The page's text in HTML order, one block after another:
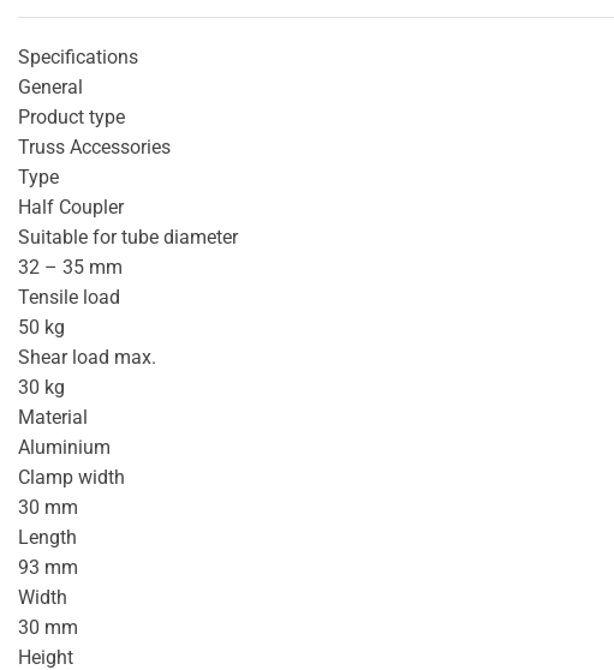
Specifications
General
Product type
Truss Accessories
Type
Half Coupler
Suitable for tube diameter
32 – 35 mm
Tensile load
50 kg
Shear load max.
30 kg
Material
Aluminium
Clamp width
30 mm
Length
93 mm
Width
30 mm
Height